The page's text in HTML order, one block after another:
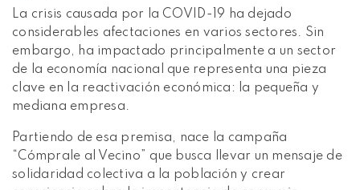
La crisis causada por la COVID-19 ha dejado
considerables afectaciones en varios sectores. Sin
embargo, ha impactado principalmente a un sector
de la economía nacional que representa una pieza
clave en la reactivación económica: la pequeña y
mediana empresa.
Partiendo de esa premisa, nace la campaña
“Cómprale al Vecino” que busca llevar un mensaje de
solidaridad colectiva a la población y crear